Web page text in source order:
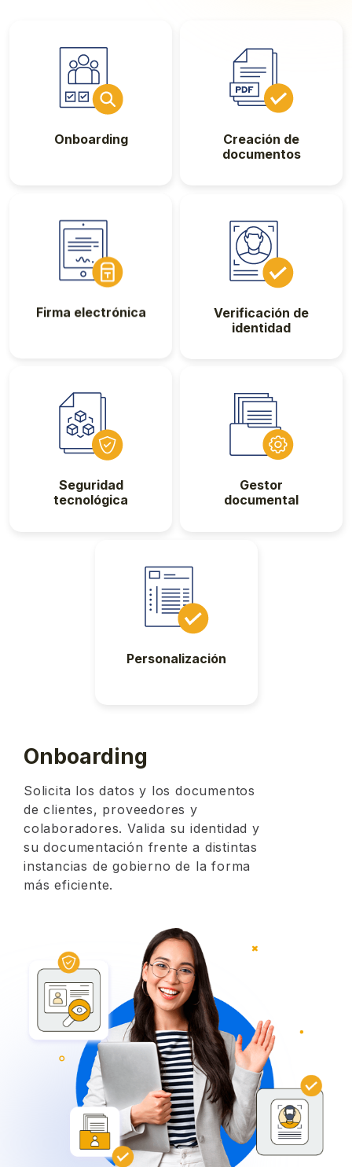
Onboarding
Creación de
documentos
Firma electrónica
Verificación de
identidad
Seguridad
tecnológica
Gestor
documental
Personalización
Onboarding
Solicita los datos y los documentos
de clientes, proveedores y
colaboradores. Valida su identidad y
su documentación frente a distintas
instancias de gobierno de la forma
más eficiente.